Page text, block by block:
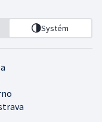
Systém